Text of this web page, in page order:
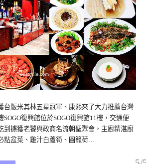
台版米其林五星冠軍、康熙來了大力推薦台灣
復興館位於SOGO復興館11樓，交通便
到擄獲老饕與政商名流朝聖聚會，主廚精湛廚
點盆菜、雞汁白蘆筍、圓籠荷…